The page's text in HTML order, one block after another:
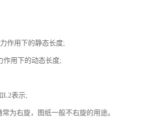
作用下的静态长度;
作用下的动态长度;
L2表示;
为右旋，图纸一般不右旋的用途。